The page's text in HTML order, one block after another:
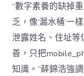
“數字素養的缺掉
乏，像‘漏水桶’一
泄露姓名、住址等
善，只把
知識。”薛錦浩強